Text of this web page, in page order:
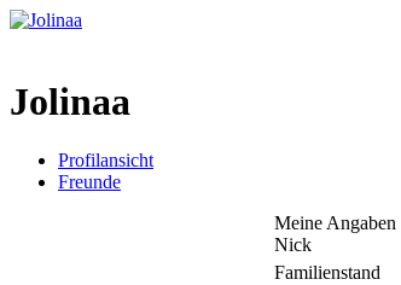
Jolinaa
Profilansicht
Freunde
Meine Angaben
Nick
Familienstand